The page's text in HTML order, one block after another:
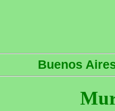
Buenos